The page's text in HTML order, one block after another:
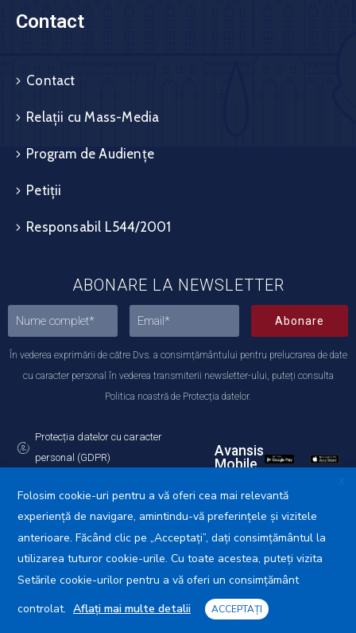
Contact
Contact
Relații cu Mass-Media
Program de Audiențe
Petiții
Responsabil L544/2001
ABONARE LA NEWSLETTER
Abonare
În vederea exprimării de către Dvs. a consimțământului pentru prelucrarea de date
cu caracter personal în vederea transmiterii newsletter-ului, puteți consulta
Politica noastră de Protecția datelor.
Protecția datelor cu caracter
personal (GDPR)
Avansis
Mobile
Primăria Municipiului Călărași © 2025. Toate drepturile
X
Folosim cookie-uri pentru a vă oferi cea mai relevantă
experiență de navigare, amintindu-vă preferințele și vizitele
anterioare. Făcând clic pe „Acceptați”, dați consimțământul la
utilizarea tuturor cookie-urile. Cu toate acestea, puteți vizita
Setările cookie-urilor pentru a vă oferi un consimțământ
controlat. Aflați mai multe detalii ACCEPTAȚI